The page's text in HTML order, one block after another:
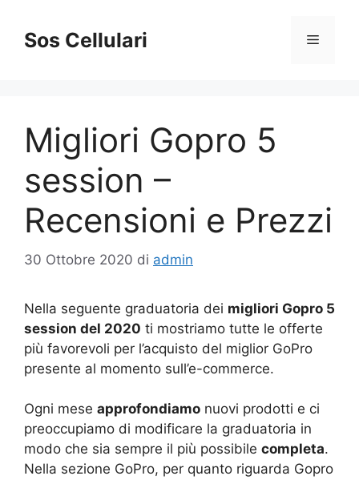
contenuto
Sos Cellulari Menu
Migliori Gopro 5
session –
Recensioni e Prezzi
30 Ottobre 2020 di admin
Nella seguente graduatoria dei migliori Gopro 5
session del 2020 ti mostriamo tutte le offerte
più favorevoli per l’acquisto del miglior GoPro
presente al momento sull’e-commerce.
Ogni mese approfondiamo nuovi prodotti e ci
preoccupiamo di modificare la graduatoria in
modo che sia sempre il più possibile completa.
Nella sezione GoPro, per quanto riguarda Gopro